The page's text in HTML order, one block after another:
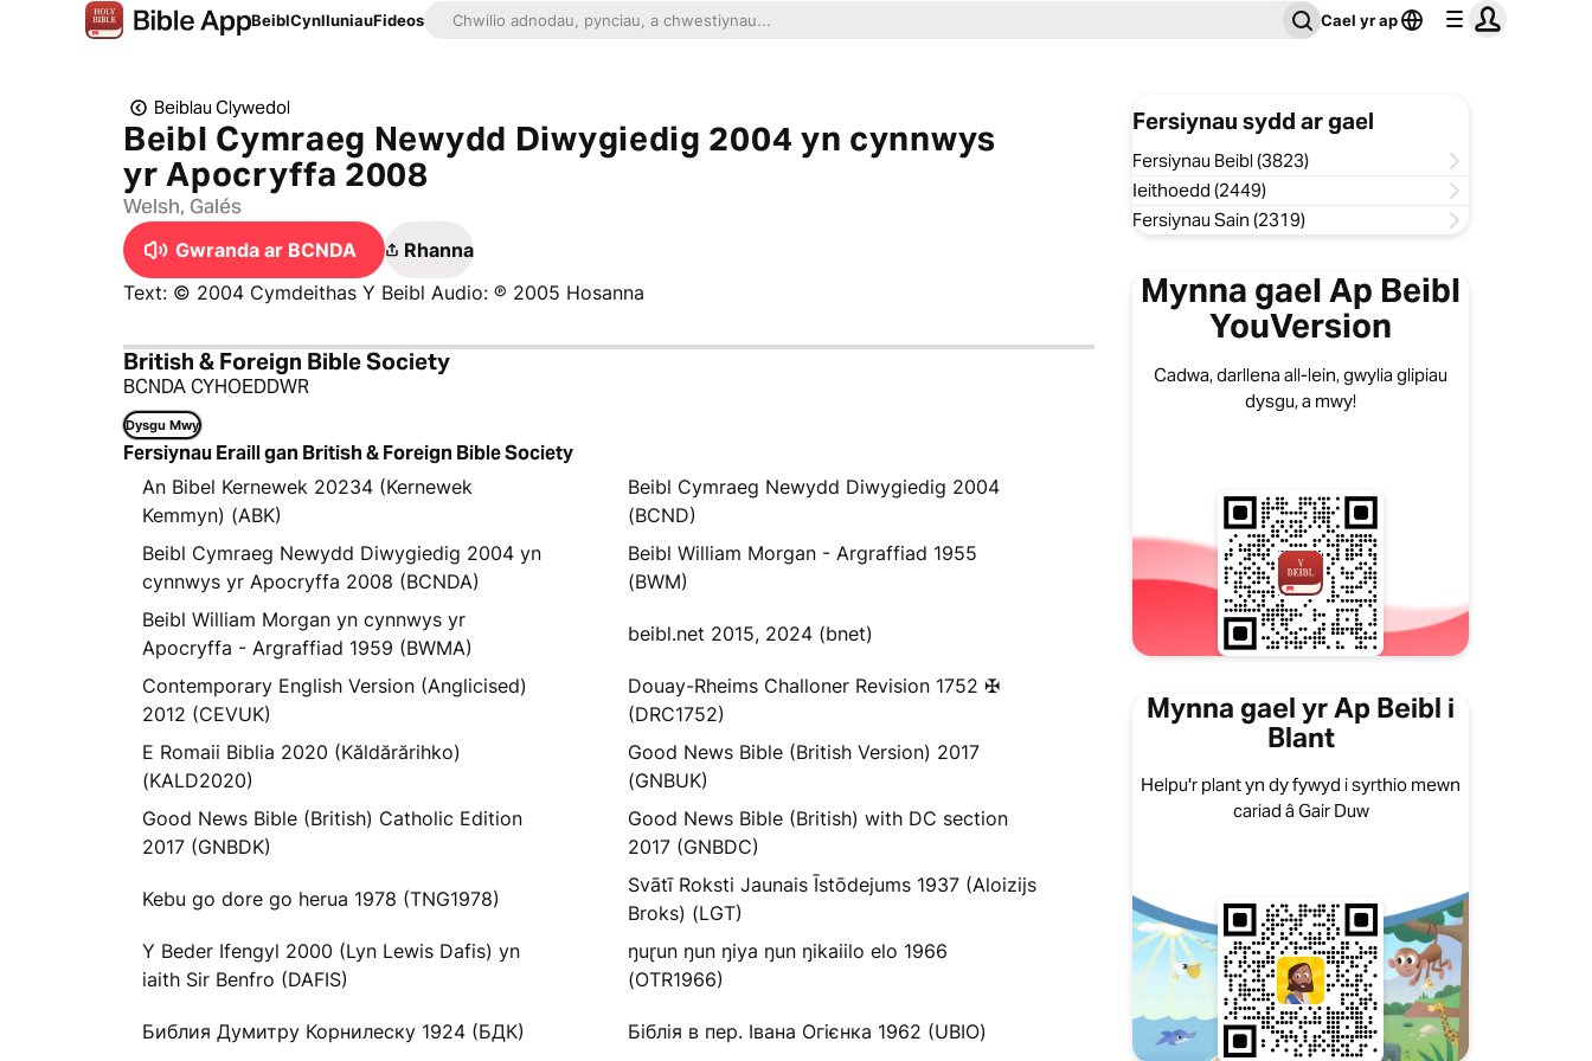
BeiblCynlluniauFideos Cael yr ap
Beiblau Clywedol
Beibl Cymraeg Newydd Diwygiedig 2004 yn cynnwys
yr Apocryffa 2008
Welsh, Galés
Gwranda ar BCNDA
Rhanna
Text: © 2004 Cymdeithas Y Beibl Audio: ℗ 2005 Hosanna
British & Foreign Bible Society
BCNDA CYHOEDDWR
Dysgu Mwy
Fersiynau Eraill gan British & Foreign Bible Society
An Bibel Kernewek 20234 (Kernewek
Kemmyn) (ABK)
Beibl Cymraeg Newydd Diwygiedig 2004
(BCND)
Beibl Cymraeg Newydd Diwygiedig 2004 yn
cynnwys yr Apocryffa 2008 (BCNDA)
Beibl William Morgan - Argraffiad 1955
(BWM)
Beibl William Morgan yn cynnwys yr
Apocryffa - Argraffiad 1959 (BWMA)
beibl.net 2015, 2024 (bnet)
Contemporary English Version (Anglicised)
2012 (CEVUK)
Douay-Rheims Challoner Revision 1752 ✠
(DRC1752)
E Romaii Biblia 2020 (Kăldărărihko)
(KALD2020)
Good News Bible (British Version) 2017
(GNBUK)
Good News Bible (British) Catholic Edition
2017 (GNBDK)
Good News Bible (British) with DC section
2017 (GNBDC)
Kebu go dore go herua 1978 (TNG1978)
Svātī Roksti Jaunais Īstōdejums 1937 (Aloizijs
Broks) (LGT)
Y Beder Ifengyl 2000 (Lyn Lewis Dafis) yn
iaith Sir Benfro (DAFIS)
ŋuɽun ŋun ŋiya ŋun ŋikaiilo elo 1966
(OTR1966)
Библия Думитру Корнилеску 1924 (БДК) Біблія в пер. Івана Огієнка 1962 (UBIO)
Fersiynau sydd ar gael
Fersiynau Beibl (3823)
Ieithoedd (2449)
Fersiynau Sain (2319)
Mynna gael Ap Beibl
YouVersion
Cadwa, darllena all-lein, gwylia glipiau
dysgu, a mwy!
Mynna gael yr Ap Beibl i
Blant
Helpu'r plant yn dy fywyd i syrthio mewn
cariad â Gair Duw